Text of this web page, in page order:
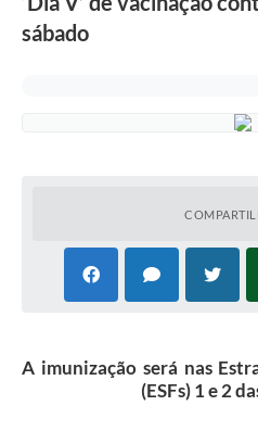
Questionário de Mapeamento Cultural
Veículos paralisados
Orçamento Participativo
sábado
A imunização será nas
(ESFs) 1 e 2